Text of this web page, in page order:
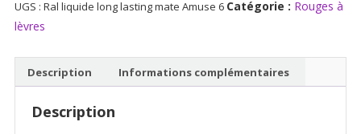
à
lèvres
lasting
Amuse
UGS : Ral liquide long lasting mate Amuse 6 Catégorie : Rouges à
lèvres
Description Informations complémentaires
Description